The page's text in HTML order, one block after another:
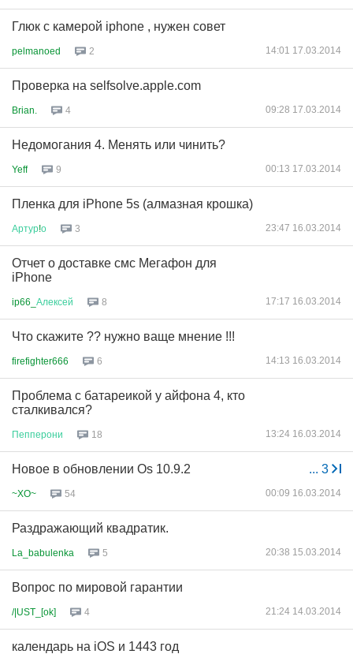
Глюк с камерой iphone , нужен совет
pelmanoed 2 14:01 17.03.2014
Проверка на selfsolve.apple.com
Brian. 4 09:28 17.03.2014
Недомогания 4. Менять или чинить?
Yeff 9 00:13 17.03.2014
Пленка для iPhone 5s (алмазная крошка)
Артур!о 3 23:47 16.03.2014
Отчет о доставке смс Мегафон для
iPhone
ip66_ Алексей 8 17:17 16.03.2014
Что скажите ?? нужно ваще мнение !!!
firefighter666 6 14:13 16.03.2014
Проблема с батареикой у айфона 4, кто
сталкивался?
Пепперони 18 13:24 16.03.2014
... 3
Новое в обновлении Os 10.9.2
~XO~ 54 00:09 16.03.2014
Раздражающий квадратик.
La_babulenka 5 20:38 15.03.2014
Вопрос по мировой гарантии
/|UST_[ok] 4 21:24 14.03.2014
календарь на iOS и 1443 год